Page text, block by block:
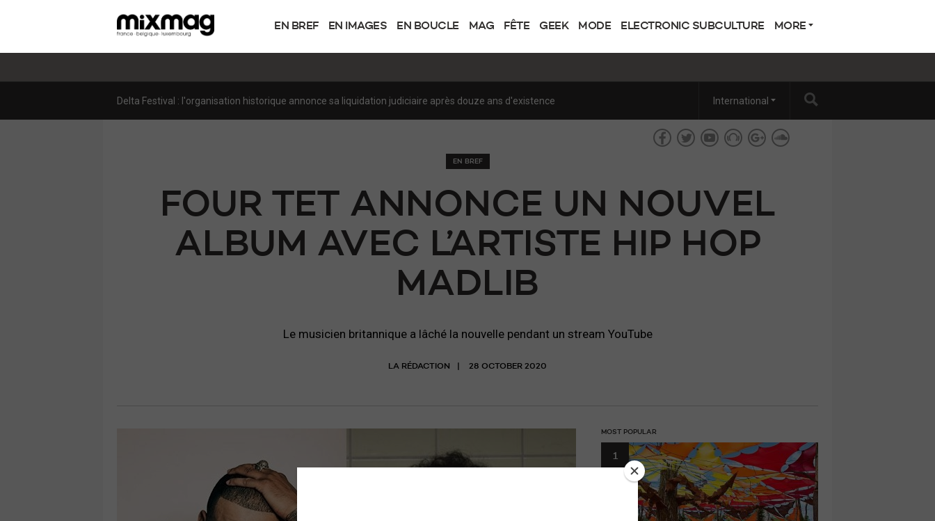
EN BREF EN IMAGES EN BOUCLE MAG FÊTE GEEK MODE ELECTRONIC SUBCULTURE MORE
Sous le viaduc, la fête: dans les coulisses de XRDS avec Steven Van Belle International
EN BREF
FOUR TET ANNONCE UN NOUVEL
ALBUM AVEC L’ARTISTE HIP HOP
MADLIB
Le musicien britannique a lâché la nouvelle pendant un stream YouTube
LA RÉDACTION 28 OCTOBER 2020
MOST POPULAR
1